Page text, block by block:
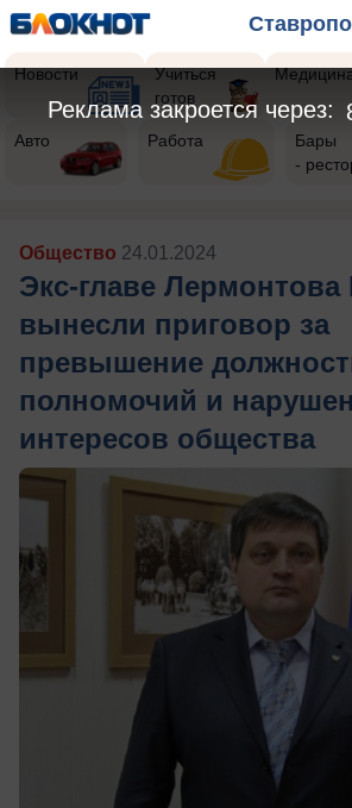
Новости
Учиться
готов
Авто Работа
Бары
-
Общество 24.01.2024
Экс-главе Лермонтова
вынесли приговор за
превышение
полномочий и
интересов общества
Реклама закроется через: